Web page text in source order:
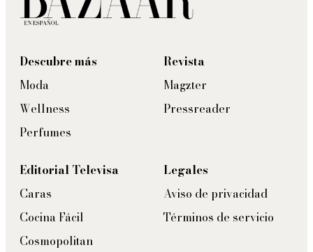
Descubre más
Moda
Wellness
Perfumes
Revista
Magzter
Pressreader
Editorial Televisa
Caras
Cocina Fácil
Cosmopolitan
Legales
Aviso de privacidad
Términos de servicio